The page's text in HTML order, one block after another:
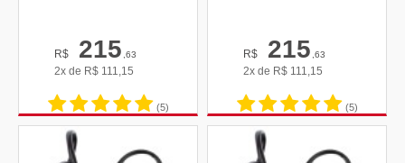
R$ 215,63
2x de R$ 111,15
(5)
R$ 215,63
2x de R$ 111,15
(5)